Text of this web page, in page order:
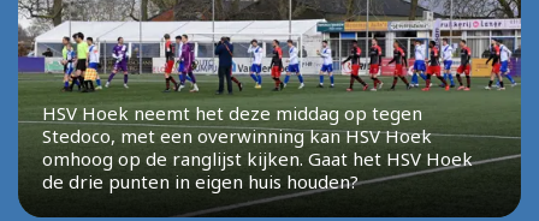
HSV Hoek neemt het deze middag op tegen
Stedoco, met een overwinning kan HSV Hoek
omhoog op de ranglijst kijken. Gaat het HSV Hoek
de drie punten in eigen huis houden?